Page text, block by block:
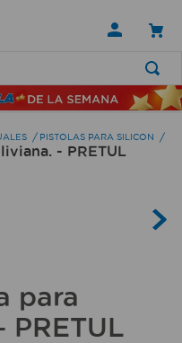
PISTOLAS PARA SILICON
- PRETUL
para